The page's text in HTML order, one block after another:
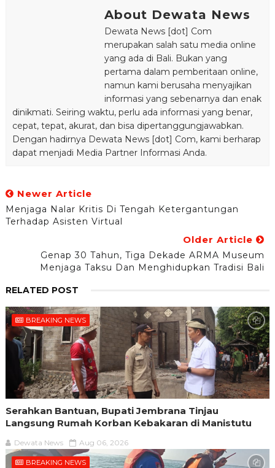
About Dewata News
Dewata News [dot] Com
merupakan salah satu media online
yang ada di Bali. Bukan yang
pertama dalam pemberitaan online,
namun kami berusaha menyajikan
informasi yang sebenarnya dan enak
dinikmati. Seiring waktu, perlu ada informasi yang benar,
cepat, tepat, akurat, dan bisa dipertanggungjawabkan.
Dengan hadirnya Dewata News [dot] Com, kami berharap
dapat menjadi Media Partner Informasi Anda.
Newer Article
Menjaga Nalar Kritis Di Tengah Ketergantungan
Terhadap Asisten Virtual
Older Article
Genap 30 Tahun, Tiga Dekade ARMA Museum
Menjaga Taksu Dan Menghidupkan Tradisi Bali
RELATED POST
BREAKING NEWS
Serahkan Bantuan, Bupati Jembrana Tinjau
Langsung Rumah Korban Kebakaran di Manistutu
Dewata News Aug 06, 2026
BREAKING NEWS